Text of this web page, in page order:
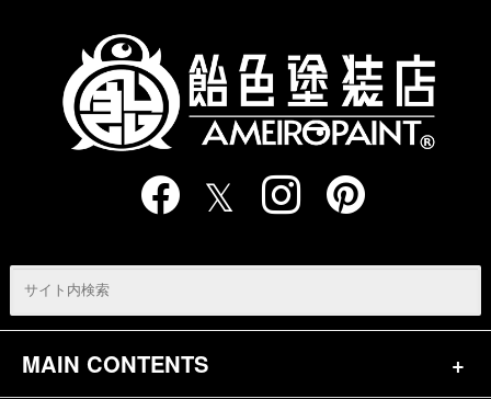
ジ
MAIN CONTENTS